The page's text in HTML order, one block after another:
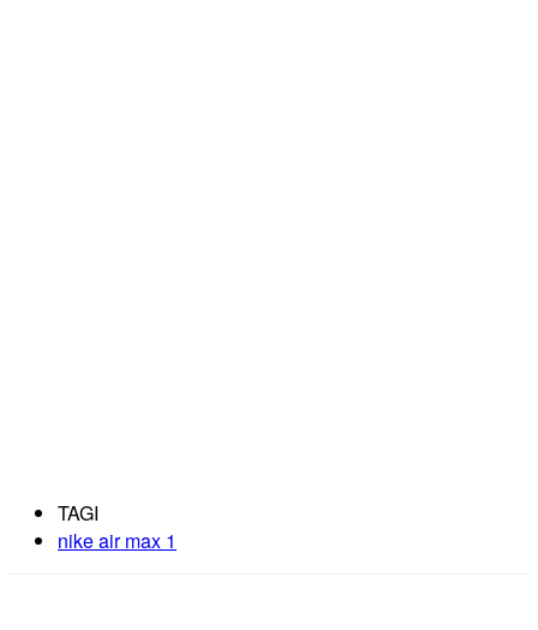
TAGI
nike air max 1